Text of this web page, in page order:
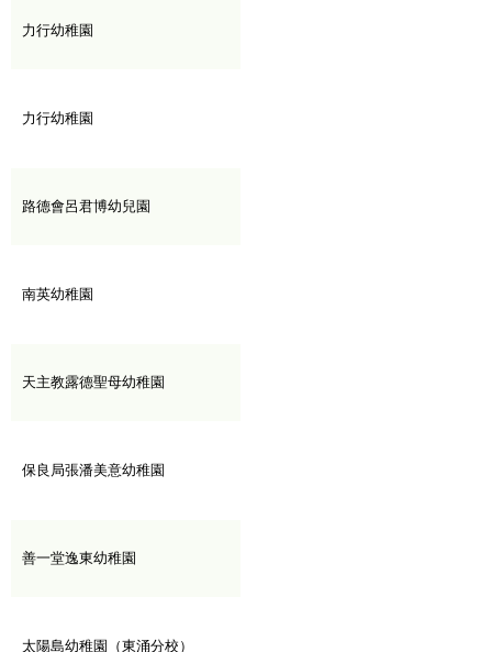
力行幼稚園
力行幼稚園
路德會呂君博幼兒園
南英幼稚園
天主教露德聖母幼稚園
保良局張潘美意幼稚園
善一堂逸東幼稚園
太陽島幼稚園（東涌分校）